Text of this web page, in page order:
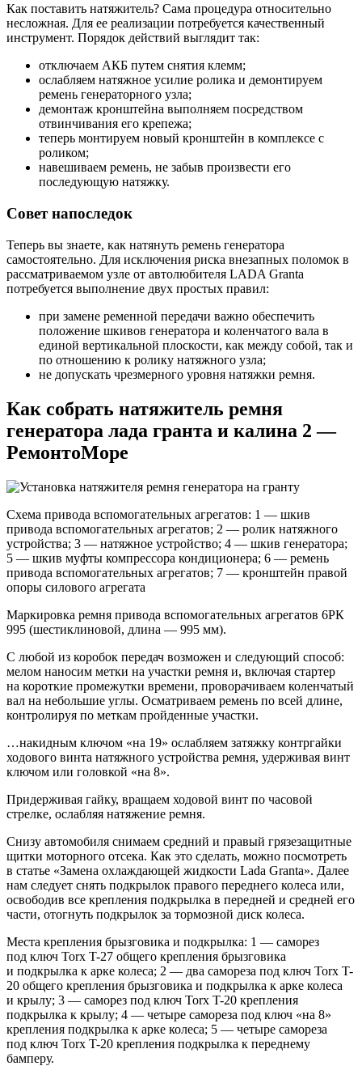
Как поставить натяжитель? Сама процедура относительно
несложная. Для ее реализации потребуется качественный
инструмент. Порядок действий выглядит так:
отключаем АКБ путем снятия клемм;
ослабляем натяжное усилие ролика и демонтируем
ремень генераторного узла;
демонтаж кронштейна выполняем посредством
отвинчивания его крепежа;
теперь монтируем новый кронштейн в комплексе с
роликом;
навешиваем ремень, не забыв произвести его
последующую натяжку.
Совет напоследок
Теперь вы знаете, как натянуть ремень генератора
самостоятельно. Для исключения риска внезапных поломок в
рассматриваемом узле от автолюбителя LADA Granta
потребуется выполнение двух простых правил:
при замене ременной передачи важно обеспечить
положение шкивов генератора и коленчатого вала в
единой вертикальной плоскости, как между собой, так и
по отношению к ролику натяжного узла;
не допускать чрезмерного уровня натяжки ремня.
Как собрать натяжитель ремня
генератора лада гранта и калина 2 —
РемонтоМоре
Схема привода вспомогательных агрегатов: 1 — шкив
привода вспомогательных агрегатов; 2 — ролик натяжного
устройства; 3 — натяжное устройство; 4 — шкив генератора;
5 — шкив муфты компрессора кондиционера; 6 — ремень
привода вспомогательных агрегатов; 7 — кронштейн правой
опоры силового агрегата
Маркировка ремня привода вспомогательных агрегатов 6РК
995 (шестиклиновой, длина — 995 мм).
С любой из коробок передач возможен и следующий способ:
мелом наносим метки на участки ремня и, включая стартер
на короткие промежутки времени, проворачиваем коленчатый
вал на небольшие углы. Осматриваем ремень по всей длине,
контролируя по меткам пройденные участки.
…накидным ключом «на 19» ослабляем затяжку контргайки
ходового винта натяжного устройства ремня, удерживая винт
ключом или головкой «на 8».
Придерживая гайку, вращаем ходовой винт по часовой
стрелке, ослабляя натяжение ремня.
Снизу автомобиля снимаем средний и правый грязезащитные
щитки моторного отсека. Как это сделать, можно посмотреть
в статье «Замена охлаждающей жидкости Lada Granta». Далее
нам следует снять подкрылок правого переднего колеса или,
освободив все крепления подкрылка в передней и средней его
части, отогнуть подкрылок за тормозной диск колеса.
Места крепления брызговика и подкрылка: 1 — саморез
под ключ Torx T-27 общего крепления брызговика
и подкрылка к арке колеса; 2 — два самореза под ключ Torx T-
20 общего крепления брызговика и подкрылка к арке колеса
и крылу; 3 — саморез под ключ Torx T-20 крепления
подкрылка к крылу; 4 — четыре самореза под ключ «на 8»
крепления подкрылка к арке колеса; 5 — четыре самореза
под ключ Torx T-20 крепления подкрылка к переднему
бамперу.